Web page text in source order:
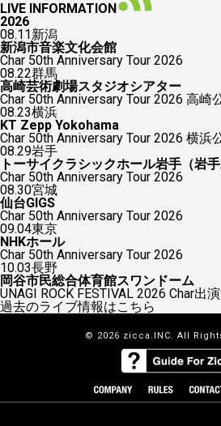
LIVE INFORMATION
2026
08.11新潟
新潟市音楽文化会館
Char 50th Anniversary Tour 2026
08.22群馬
高崎芸術劇場スタジオシアター
Char 50th Anniversary Tour 2026 高崎
08.23横浜
KT Zepp Yokohama
Char 50th Anniversary Tour 2026 横浜
08.29岩手
トーサイクラシックホール岩手（岩
Char 50th Anniversary Tour 2026
08.30宮城
仙台GIGS
Char 50th Anniversary Tour 2026
09.04東京
NHKホール
Char 50th Anniversary Tour 2026
10.03長野
岡谷市民総合体育館スワンドーム
UNAGI ROCK FESTIVAL 2026 Char出演
過去のライブ情報はこちら
© 2026 zicca.INC. All